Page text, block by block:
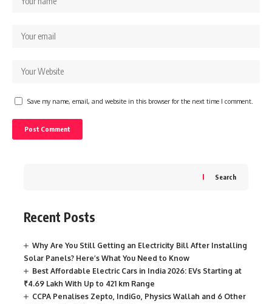
Save my name, email, and website in this browser for the next time I comment.
Search
Recent Posts
Why Are You Still Getting an Electricity Bill After Installing
Solar Panels? Here’s What You Need to Know
Best Affordable Electric Cars in India 2026: EVs Starting at
₹4.69 Lakh With Up to 421 km Range
CCPA Penalises Zepto, IndiGo, Physics Wallah and 6 Other